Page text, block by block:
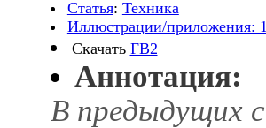
Статья: Техника
Иллюстрации/приложения:
Скачать FB2
Аннотация:
В предыдущих